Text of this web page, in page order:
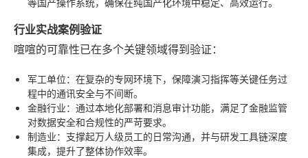
行业实战案例验证
喧喧的可靠性已在多个关键领域得到验证：
军工单位：在复杂的专网环境下，保障演习指挥等关键任务过
程中的通讯安全与不间断。
金融行业：通过本地化部署和消息审计功能，满足了金融监管
对数据安全和合规性的严苛要求。
制造业：支撑起万人级员工的日常沟通，并与研发工具链深度
集成，提升了整体协作效率。